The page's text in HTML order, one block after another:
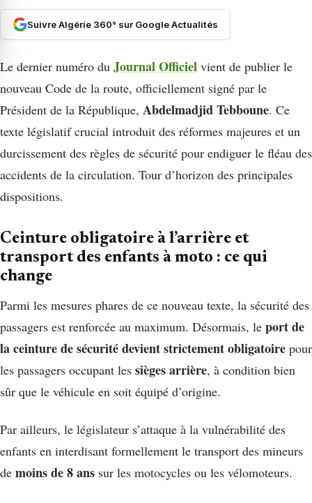
Suivre Algérie 360° sur Google Actualités
Le dernier numéro du Journal Officiel vient de publier le
nouveau Code de la route, officiellement signé par le
Président de la République, Abdelmadjid Tebboune. Ce
texte législatif crucial introduit des réformes majeures et un
durcissement des règles de sécurité pour endiguer le fléau des
accidents de la circulation. Tour d’horizon des principales
dispositions.
Ceinture obligatoire à l’arrière et
transport des enfants à moto : ce qui
change
Parmi les mesures phares de ce nouveau texte, la sécurité des
passagers est renforcée au maximum. Désormais, le port de
la ceinture de sécurité devient strictement obligatoire pour
les passagers occupant les sièges arrière, à condition bien
sûr que le véhicule en soit équipé d’origine.
Par ailleurs, le législateur s’attaque à la vulnérabilité des
enfants en interdisant formellement le transport des mineurs
de moins de 8 ans sur les motocycles ou les vélomoteurs.